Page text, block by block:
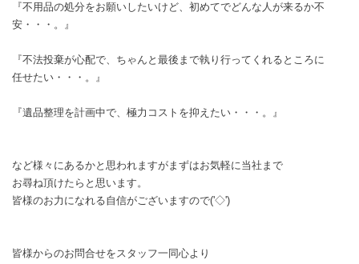
『不用品の処分をお願いしたいけど、初めてでどんな人が来るか不
安・・・。』
『不法投棄が心配で、ちゃんと最後まで執り行ってくれるところに
任せたい・・・。』
『遺品整理を計画中で、極力コストを抑えたい・・・。』
など様々にあるかと思われますがまずはお気軽に当社まで
お尋ね頂けたらと思います。
皆様のお力になれる自信がございますので('◇')ゞ
皆様からのお問合せをスタッフ一同心より